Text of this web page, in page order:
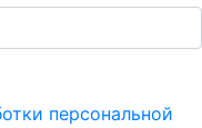
персональной